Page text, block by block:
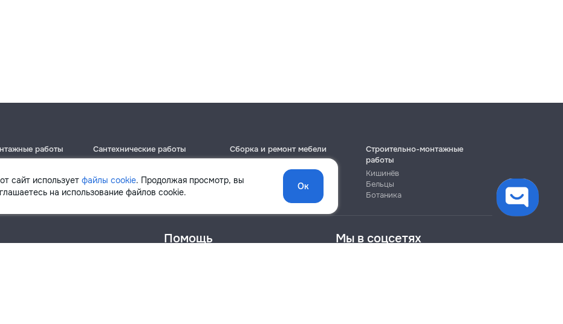
сайт использует файлы cookie. Продолжая просмотр, вы
на использование файлов cookie.
Ок
работы
Сантехнические работы
Ботаника
Сборка и ремонт мебели
Ботаника
Строительно-монтажные
работы
Кишинёв
Бельцы
Ботаника
Помощь Мы в соцсетях